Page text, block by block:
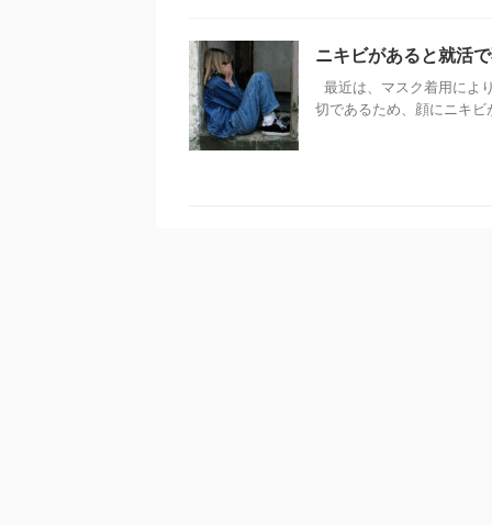
ニキビがあると就活
最近は、マスク着用によ
切であるため、顔にニキ